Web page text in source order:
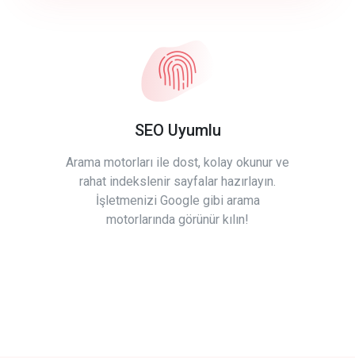
SEO Uyumlu
Arama motorları ile dost, kolay okunur ve
rahat indekslenir sayfalar hazırlayın.
İşletmenizi Google gibi arama
motorlarında görünür kılın!